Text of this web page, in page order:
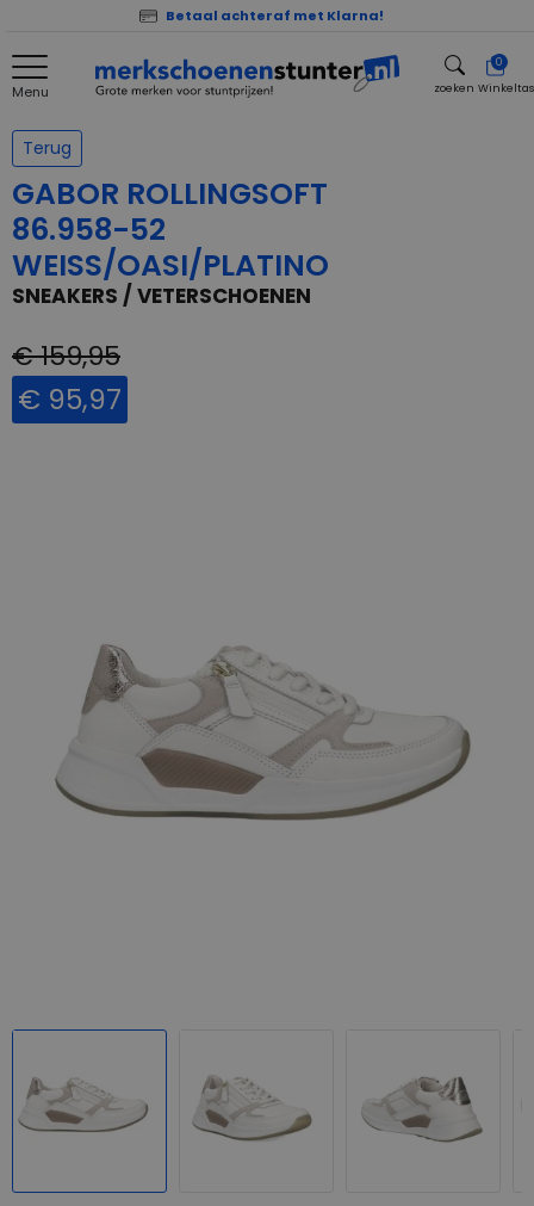
Betaal achteraf met Klarna!
Menu zoeken
0
Winkeltas
Terug
GABOR ROLLINGSOFT
86.958-52
WEISS/OASI/PLATINO
SNEAKERS / VETERSCHOENEN
€ 159,95
€ 95,97